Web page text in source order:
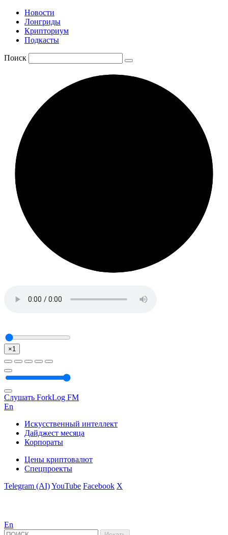
Новости
Лонгриды
Крипториум
Подкасты
Поиск
×1
Слушать ForkLog FM
En
Искусственный интеллект
Дайджест месяца
Корпораты
Цены криптовалют
Спецпроекты
Telegram (AI)YouTube Facebook X
En